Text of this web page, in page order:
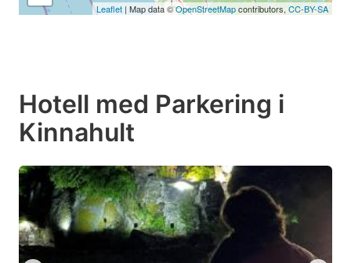
Leaflet | Map data ©OpenStreetMapcontributors, CC-BY-SA
Hotell med Parkering i
Kinnahult